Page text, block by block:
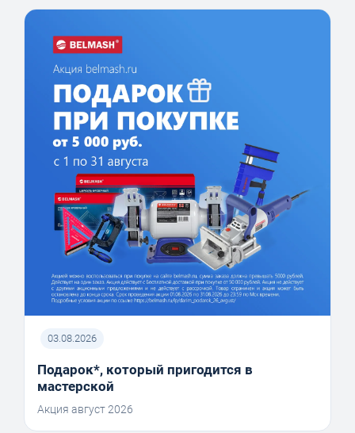
03.08.2026
Подарок*, который пригодится в
мастерской
Акция август 2026